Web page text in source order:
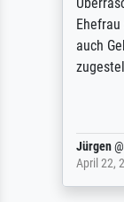
auch
Jürgen@
April 22,